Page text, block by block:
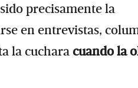
precisamente la
en entrevistas,
la cucharacuando la